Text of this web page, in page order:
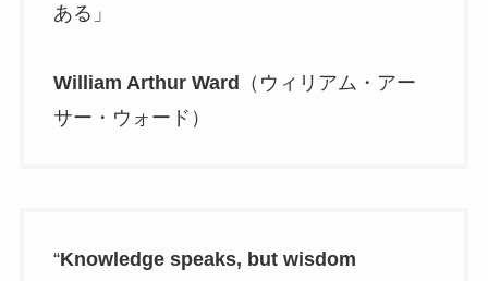
ある」
William Arthur Ward （ウィリアム・アー
サー・ウォード）
“Knowledge speaks, but wisdom